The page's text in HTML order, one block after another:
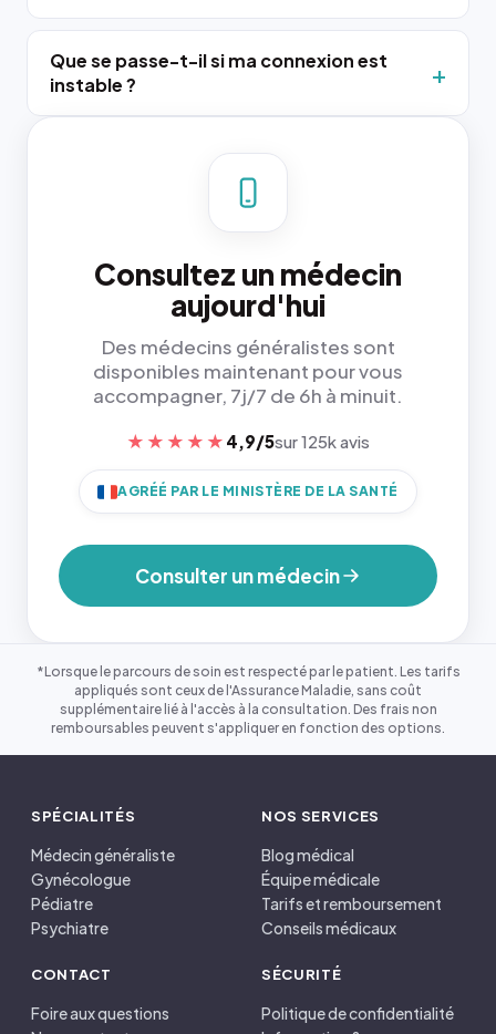
Que se passe-t-il si ma connexion est
instable ?
Consultez un médecin
aujourd'hui
Des médecins généralistes sont
disponibles maintenant pour vous
accompagner, 7j/7 de 6h à minuit.
★★★★★ 4,9/5sur 125k avis
AGRÉÉ PAR LE MINISTÈRE DE LA SANTÉ
Consulter un médecin
*Lorsque le parcours de soin est respecté par le patient. Les tarifs
appliqués sont ceux de l'Assurance Maladie, sans coût
supplémentaire lié à l'accès à la consultation. Des frais non
remboursables peuvent s'appliquer en fonction des options.
SPÉCIALITÉS
Médecin généraliste
Gynécologue
Pédiatre
Psychiatre
NOS SERVICES
Blog médical
Équipe médicale
Tarifs et remboursement
Conseils médicaux
CONTACT
Foire aux questions
SÉCURITÉ
Politique de confidentialité